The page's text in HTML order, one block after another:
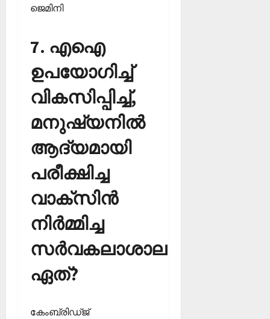
ജെമിനി
7. എഐ
ഉപയോഗിച്ച്
വികസിപ്പിച്ച്,
മനുഷ്യനില്‍
ആദ്യമായി
പരീക്ഷിച്ച
വാക്‌സിന്‍
നിര്‍മ്മിച്ച
സര്‍വകലാശാല
ഏത്?
കേംബ്രിഡ്ജ്